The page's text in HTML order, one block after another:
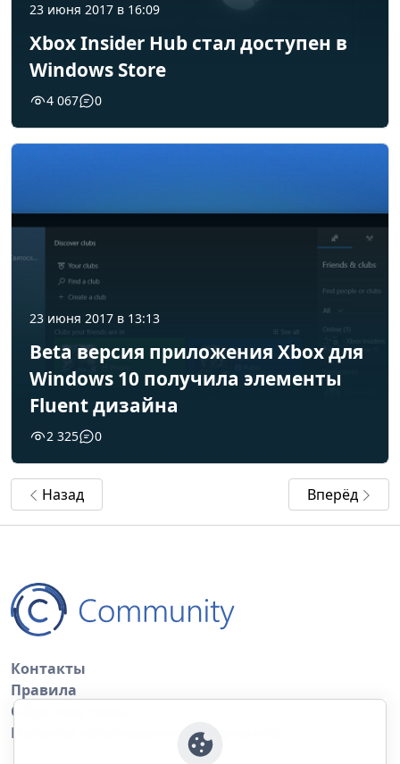
23 июня 2017 в 16:09
Xbox Insider Hub стал доступен в
Windows Store
4 067 0
23 июня 2017 в 13:13
Beta версия приложения Xbox для
Windows 10 получила элементы
Fluent дизайна
2 325 0
Назад Вперёд
Контакты
Правила
Обратная связь
Правила копирования материалов